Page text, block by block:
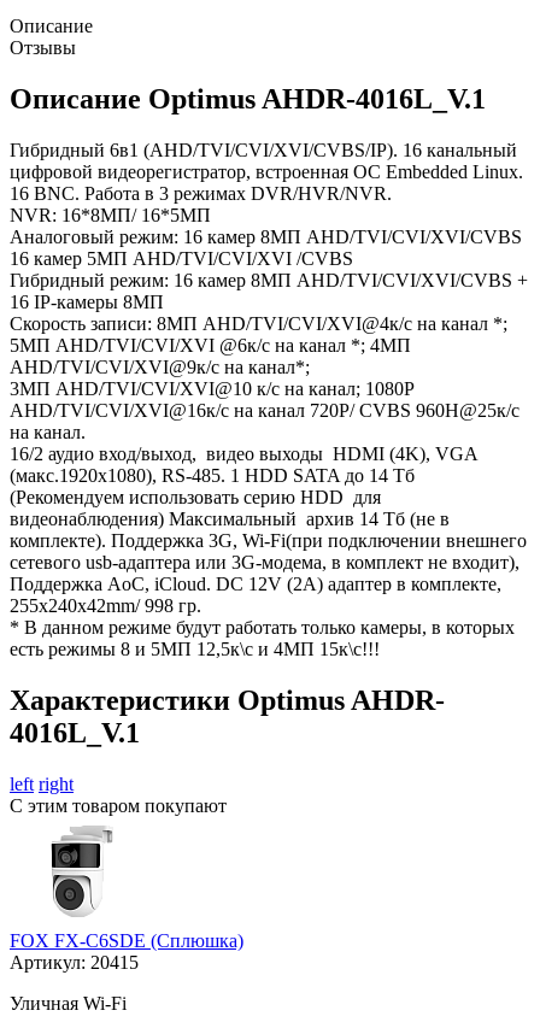
Описание
Отзывы
Описание Optimus AHDR-4016L_V.1
Гибридный 6в1 (AHD/TVI/CVI/XVI/CVBS/IP). 16 канальный
цифровой видеорегистратор, встроенная ОС Embedded Linux.
16 BNC. Работа в 3 режимах DVR/HVR/NVR.
NVR: 16*8МП/ 16*5МП
Аналоговый режим: 16 камер 8МП AHD/TVI/CVI/XVI/CVBS
16 камер 5MП AHD/TVI/CVI/XVI /CVBS
Гибридный режим: 16 камер 8MП AHD/TVI/CVI/XVI/CVBS +
16 IP-камеры 8MП
Скорость записи: 8МП AHD/TVI/CVI/XVI@4к/с на канал *;
5MП AHD/TVI/CVI/XVI @6к/с на канал *; 4MП
AHD/TVI/CVI/XVI@9к/с на канал*;
3МП AHD/TVI/CVI/XVI@10 к/с на канал; 1080P
AHD/TVI/CVI/XVI@16к/с на канал 720P/ CVBS 960Н@25к/с
на канал.
16/2 аудио вход/выход, видео выходы HDMI (4K), VGA
(макс.1920х1080), RS-485. 1 HDD SATA до 14 Тб
(Рекомендуем использовать серию HDD для
видеонаблюдения) Максимальный архив 14 Tб (не в
комплекте). Поддержка 3G, Wi-Fi(при подключении внешнего
сетевого usb-адаптера или 3G-модема, в комплект не входит),
Поддержка AoC, iCloud. DC 12V (2A) адаптер в комплекте,
255х240х42mm/ 998 гр.
* В данном режиме будут работать только камеры, в которых
есть режимы 8 и 5МП 12,5к\с и 4МП 15к\с!!!
Характеристики Optimus AHDR-
4016L_V.1
left right
С этим товаром покупают
FOX FX-C6SDE (Сплюшка)
Артикул: 20415
Уличная Wi-Fi